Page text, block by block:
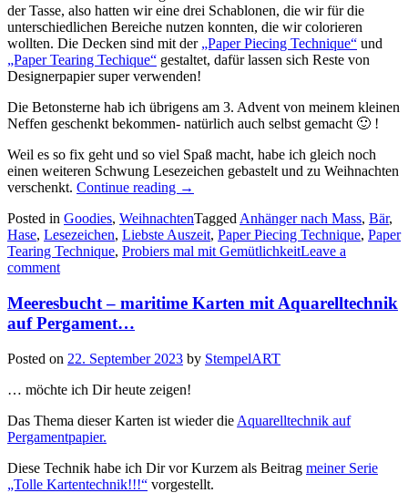
der Tasse, also hatten wir eine drei Schablonen, die wir für die
unterschiedlichen Bereiche nutzen konnten, die wir colorieren
wollten. Die Decken sind mit der „Paper Piecing Technique“ und
„Paper Tearing Techique“ gestaltet, dafür lassen sich Reste von
Designerpapier super verwenden!
Die Betonsterne hab ich übrigens am 3. Advent von meinem kleinen
Neffen geschenkt bekommen- natürlich auch selbst gemacht 🙂 !
Weil es so fix geht und so viel Spaß macht, habe ich gleich noch
einen weiteren Schwung Lesezeichen gebastelt und zu Weihnachten
verschenkt. Continue reading „Frohes
Jahr!
–
Probiers
Gemütlichkeit…“
→
Posted in Goodies, WeihnachtenTagged Anhänger nach Mass, Bär,
Hase, Lesezeichen, Liebste Auszeit, Paper Piecing Technique, Paper
Tearing Technique, Probiers mal mit GemütlichkeitLeave a
comment
Meeresbucht – maritime Karten mit Aquarelltechnik
auf Pergament…
Posted on 22. September 2023 by StempelART
… möchte ich Dir heute zeigen!
Das Thema dieser Karten ist wieder die Aquarelltechnik auf
Pergamentpapier.
Diese Technik habe ich Dir vor Kurzem als Beitrag meiner Serie
„Tolle Kartentechnik!!!“ vorgestellt.